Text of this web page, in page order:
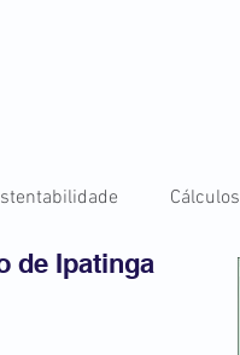
Cálculos
de Ipatinga